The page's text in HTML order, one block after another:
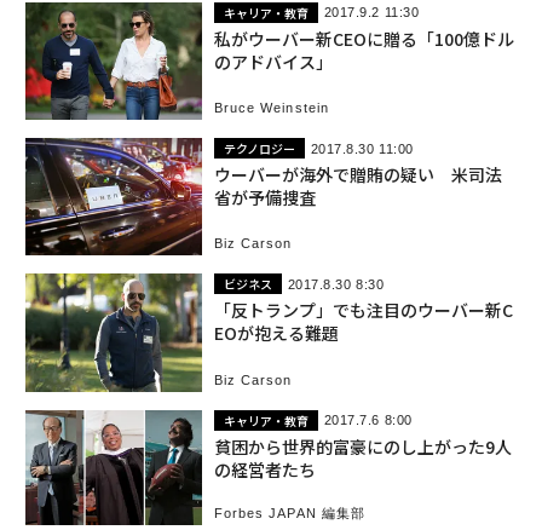
キャリア・教育 2017.9.2 11:30
私がウーバー新CEOに贈る「100億ドル
のアドバイス」
Bruce Weinstein
テクノロジー 2017.8.30 11:00
ウーバーが海外で贈賄の疑い 米司法
省が予備捜査
Biz Carson
ビジネス 2017.8.30 8:30
「反トランプ」でも注目のウーバー新C
EOが抱える難題
Biz Carson
キャリア・教育 2017.7.6 8:00
貧困から世界的富豪にのし上がった9人
の経営者たち
Forbes JAPAN 編集部